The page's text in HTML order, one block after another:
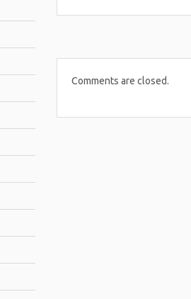
Comments are closed.